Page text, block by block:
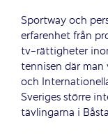
Sportway och
erfarenhet från
tv-rättigheter
tennisen där man
och
Sveriges större
tävlingarna i